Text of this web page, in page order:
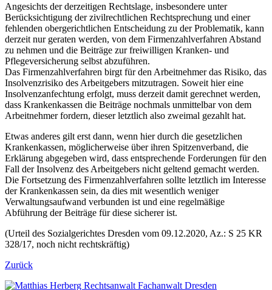
Angesichts der derzeitigen Rechtslage, insbesondere unter
Berücksichtigung der zivilrechtlichen Rechtsprechung und einer
fehlenden obergerichtlichen Entscheidung zu der Problematik, kann
derzeit nur geraten werden, von dem Firmenzahlverfahren Abstand
zu nehmen und die Beiträge zur freiwilligen Kranken- und
Pflegeversicherung selbst abzuführen.
Das Firmenzahlverfahren birgt für den Arbeitnehmer das Risiko, das
Insolvenzrisiko des Arbeitgebers mitzutragen. Soweit hier eine
Insolvenzanfechtung erfolgt, muss derzeit damit gerechnet werden,
dass Krankenkassen die Beiträge nochmals unmittelbar von dem
Arbeitnehmer fordern, dieser letztlich also zweimal gezahlt hat.
Etwas anderes gilt erst dann, wenn hier durch die gesetzlichen
Krankenkassen, möglicherweise über ihren Spitzenverband, die
Erklärung abgegeben wird, dass entsprechende Forderungen für den
Fall der Insolvenz des Arbeitgebers nicht geltend gemacht werden.
Die Fortsetzung des Firmenzahlverfahren sollte letztlich im Interesse
der Krankenkassen sein, da dies mit wesentlich weniger
Verwaltungsaufwand verbunden ist und eine regelmäßige
Abführung der Beiträge für diese sicherer ist.
(Urteil des Sozialgerichtes Dresden vom 09.12.2020, Az.: S 25 KR
328/17, noch nicht rechtskräftig)
Zurück